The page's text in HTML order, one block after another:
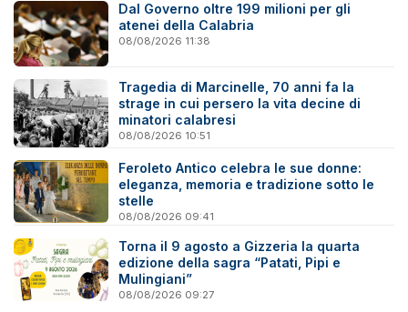
Dal Governo oltre 199 milioni per gli
atenei della Calabria
08/08/2026 11:38
Tragedia di Marcinelle, 70 anni fa la
strage in cui persero la vita decine di
minatori calabresi
08/08/2026 10:51
Feroleto Antico celebra le sue donne:
eleganza, memoria e tradizione sotto le
stelle
08/08/2026 09:41
Torna il 9 agosto a Gizzeria la quarta
edizione della sagra “Patati, Pipi e
Mulingiani”
08/08/2026 09:27